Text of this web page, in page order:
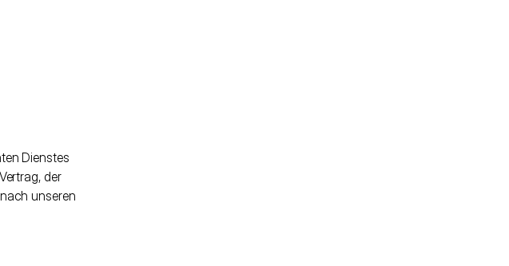
Dienstes
der
unseren